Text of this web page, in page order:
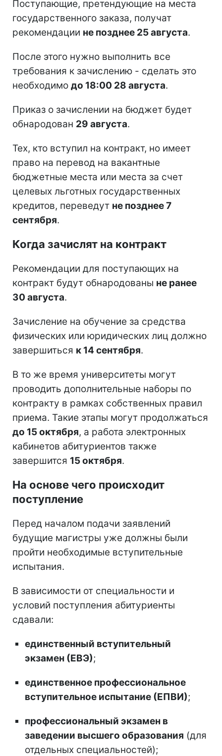
Поступающие, претендующие на места
государственного заказа, получат
рекомендации не позднее 25 августа.
После этого нужно выполнить все
требования к зачислению - сделать это
необходимо до 18:00 28 августа.
Приказ о зачислении на бюджет будет
обнародован 29 августа.
Тех, кто вступил на контракт, но имеет
право на перевод на вакантные
бюджетные места или места за счет
целевых льготных государственных
кредитов, переведут не позднее 7
сентября.
Когда зачислят на контракт
Рекомендации для поступающих на
контракт будут обнародованы не ранее
30 августа.
Зачисление на обучение за средства
физических или юридических лиц должно
завершиться к 14 сентября.
В то же время университеты могут
проводить дополнительные наборы по
контракту в рамках собственных правил
приема. Такие этапы могут продолжаться
до 15 октября, а работа электронных
кабинетов абитуриентов также
завершится 15 октября.
На основе чего происходит
поступление
Перед началом подачи заявлений
будущие магистры уже должны были
пройти необходимые вступительные
испытания.
В зависимости от специальности и
условий поступления абитуриенты
сдавали:
единственный вступительный
экзамен (ЕВЭ);
единственное профессиональное
вступительное испытание (ЕПВИ);
профессиональный экзамен в
заведении высшего образования (для
отдельных специальностей);